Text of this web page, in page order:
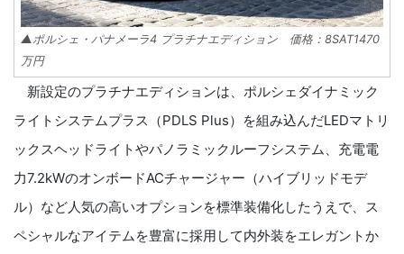
▲ポルシェ・パナメーラ4 プラチナエディション 価格：8SAT1470
万円
新設定のプラチナエディションは、ポルシェダイナミック
ライトシステムプラス（PDLS Plus）を組み込んだLEDマトリ
ックスヘッドライトやパノラミックルーフシステム、充電電
力7.2kWのオンボードACチャージャー（ハイブリッドモデ
ル）など人気の高いオプションを標準装備化したうえで、ス
ペシャルなアイテムを豊富に採用して内外装をエレガントか